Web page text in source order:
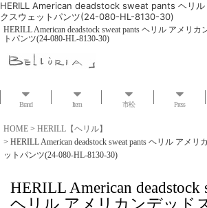
HERILL American deadstock sweat pants ヘリル
クスウェットパンツ(24-080-HL-8130-30)
HERILL American deadstock sweat pants ヘリル アメリ
トパンツ(24-080-HL-8130-30)
Brand Item 市松 Press
HOME > HERILL【ヘリル】
> HERILL American deadstock sweat pants ヘリル アメ
ットパンツ(24-080-HL-8130-30)
HERILL American deadstock
ヘリル アメリカンデッド